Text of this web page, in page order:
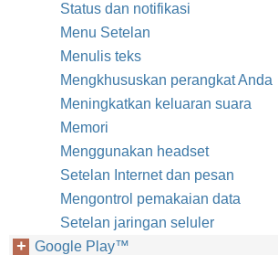
Status dan notifikasi
Menu Setelan
Menulis teks
Mengkhususkan perangkat Anda
Meningkatkan keluaran suara
Memori
Menggunakan headset
Setelan Internet dan pesan
Mengontrol pemakaian data
Setelan jaringan seluler
Google Play™‎